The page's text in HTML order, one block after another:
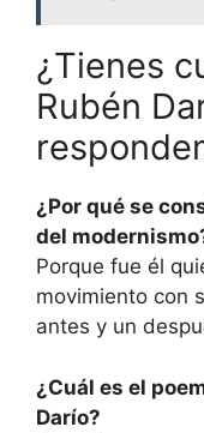
¿Tienes
Rubén
¿Por qué se
del
Porque fue él
movimiento con
antes y un
¿Cuál es el
Darío?